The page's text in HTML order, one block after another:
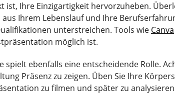
ist, Ihre Einzigartigkeit hervorzuheben.
Ihrem Lebenslauf und Ihre
unterstreichen. Tools wie Canva
möglich ist.
spielt ebenfalls eine entscheidende Rolle.
Präsenz zu zeigen. Üben Sie Ihre
zu filmen und später zu